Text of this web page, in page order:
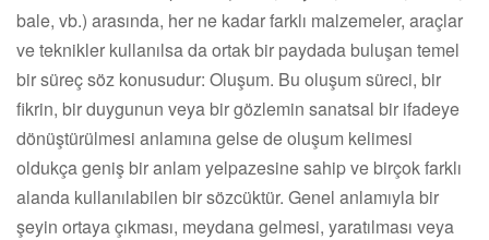
bale, vb.) arasında, her ne kadar farklı malzemeler, araçlar
ve teknikler kullanılsa da ortak bir paydada buluşan temel
bir süreç söz konusudur: Oluşum. Bu oluşum süreci, bir
fikrin, bir duygunun veya bir gözlemin sanatsal bir ifadeye
dönüştürülmesi anlamına gelse de oluşum kelimesi
oldukça geniş bir anlam yelpazesine sahip ve birçok farklı
alanda kullanılabilen bir sözcüktür. Genel anlamıyla bir
şeyin ortaya çıkması, meydana gelmesi, yaratılması veya